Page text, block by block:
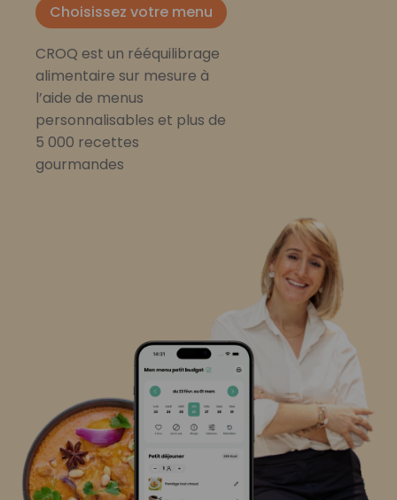
Choisissez votre menu
CROQ est un rééquilibrage
alimentaire sur mesure à
l’aide de menus
personnalisables et plus de
5 000 recettes
gourmandes